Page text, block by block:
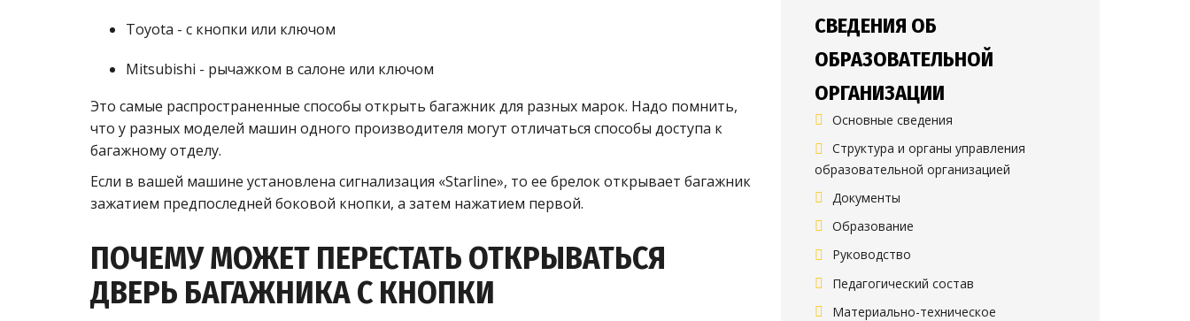
Toyota - с кнопки или ключом
Mitsubishi - рычажком в салоне или ключом
Это самые распространенные способы открыть багажник для разных марок. Надо помнить,
что у разных моделей машин одного производителя могут отличаться способы доступа к
багажному отделу.
Если в вашей машине установлена сигнализация «Starline», то ее брелок открывает багажник
зажатием предпоследней боковой кнопки, а затем нажатием первой.
ПОЧЕМУ МОЖЕТ ПЕРЕСТАТЬ ОТКРЫВАТЬСЯ
ДВЕРЬ БАГАЖНИКА С КНОПКИ
СВЕДЕНИЯ ОБ
ОБРАЗОВАТЕЛЬНОЙ
ОРГАНИЗАЦИИ
Основные сведения
Структура и органы управления
образовательной организацией
Документы
Образование
Руководство
Педагогический состав
Материально-техническое